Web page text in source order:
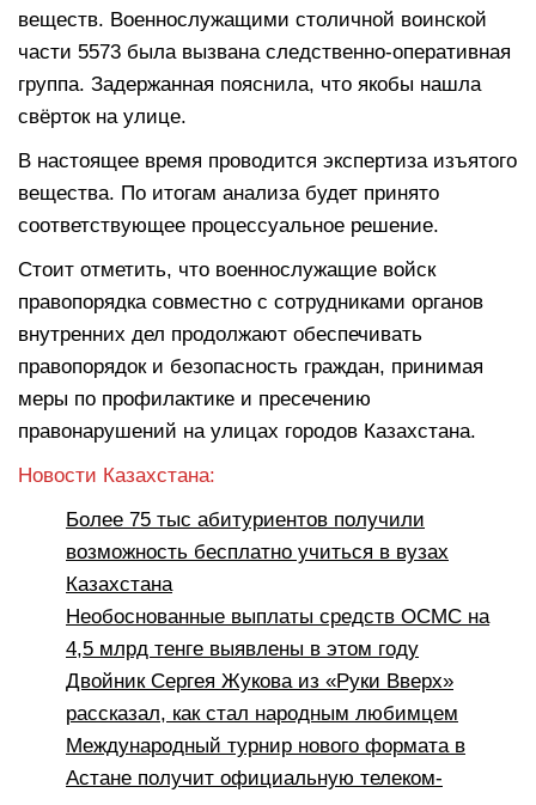
веществ. Военнослужащими столичной воинской
части 5573 была вызвана следственно-оперативная
группа. Задержанная пояснила, что якобы нашла
свёрток на улице.
В настоящее время проводится экспертиза изъятого
вещества. По итогам анализа будет принято
соответствующее процессуальное решение.
Стоит отметить, что военнослужащие войск
правопорядка совместно с сотрудниками органов
внутренних дел продолжают обеспечивать
правопорядок и безопасность граждан, принимая
меры по профилактике и пресечению
правонарушений на улицах городов Казахстана.
Новости Казахстана:
Более 75 тыс абитуриентов получили
возможность бесплатно учиться в вузах
Казахстана
Необоснованные выплаты средств ОСМС на
4,5 млрд тенге выявлены в этом году
Двойник Сергея Жукова из «Руки Вверх»
рассказал, как стал народным любимцем
Международный турнир нового формата в
Астане получит официальную телеком-